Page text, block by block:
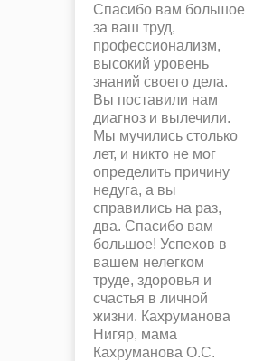
Спасибо вам большое
за ваш труд,
профессионализм,
высокий уровень
знаний своего дела.
Вы поставили нам
диагноз и вылечили.
Мы мучились столько
лет, и никто не мог
определить причину
недуга, а вы
справились на раз,
два. Спасибо вам
большое! Успехов в
вашем нелегком
труде, здоровья и
счастья в личной
жизни. Кахруманова
Нигяр, мама
Кахруманова О.С.